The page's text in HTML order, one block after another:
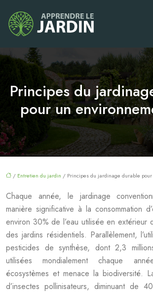
Principes du
pour un
/ Entretien du jardin / Principes du jardinage durable
Chaque année, le jardinage
manière significative à la consommation
environ 30% de l’eau utilisée en extérieur
des jardins résidentiels. Parallèlement,
pesticides de synthèse, dont 2,3
utilisées mondialement chaque
écosystèmes et menace la biodiversité.
d’insectes pollinisateurs, diminuant de